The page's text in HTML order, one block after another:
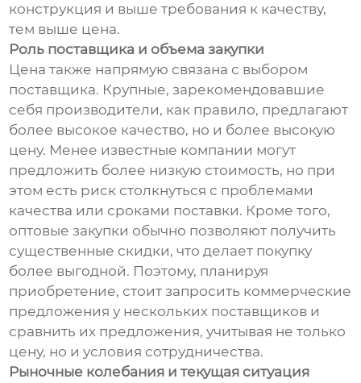
конструкция и выше требования к качеству,
тем выше цена.
Роль поставщика и объема закупки
Цена также напрямую связана с выбором
поставщика. Крупные, зарекомендовавшие
себя производители, как правило, предлагают
более высокое качество, но и более высокую
цену. Менее известные компании могут
предложить более низкую стоимость, но при
этом есть риск столкнуться с проблемами
качества или сроками поставки. Кроме того,
оптовые закупки обычно позволяют получить
существенные скидки, что делает покупку
более выгодной. Поэтому, планируя
приобретение, стоит запросить коммерческие
предложения у нескольких поставщиков и
сравнить их предложения, учитывая не только
цену, но и условия сотрудничества.
Рыночные колебания и текущая ситуация